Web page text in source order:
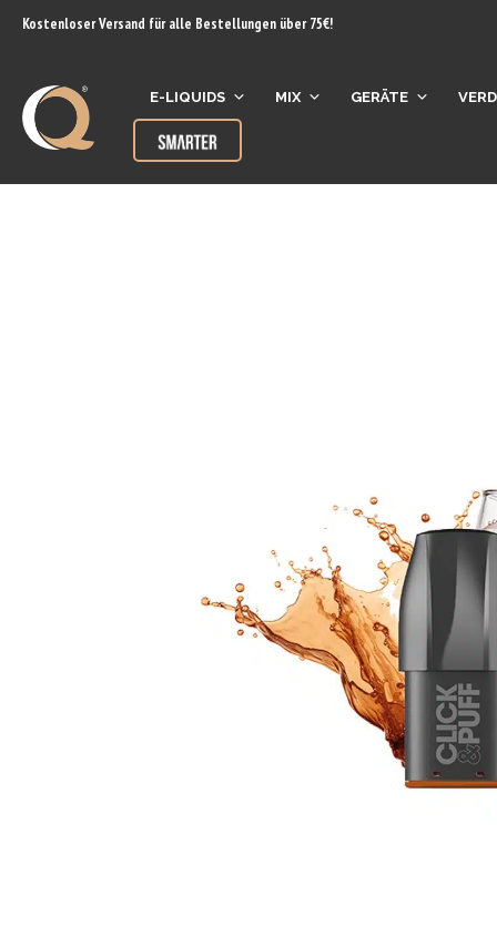
springen
Kostenloser Versand für alle Bestellungen über 75€!
E-LIQUIDS MIX GERÄTE